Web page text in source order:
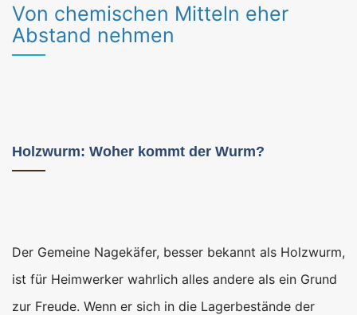
Von chemischen Mitteln eher
Abstand nehmen
Holzwurm: Woher kommt der Wurm?
Der Gemeine Nagekäfer, besser bekannt als Holzwurm,
ist für Heimwerker wahrlich alles andere als ein Grund
zur Freude. Wenn er sich in die Lagerbestände der